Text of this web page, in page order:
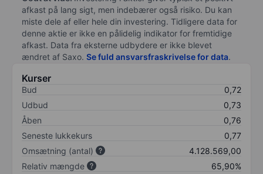
afkast på lang sigt, men indebærer også risiko. Du kan
miste dele af eller hele din investering. Tidligere data for
denne aktie er ikke en pålidelig indikator for fremtidige
afkast. Data fra eksterne udbydere er ikke blevet
ændret af Saxo. Se fuld ansvarsfraskrivelse for data.
Kurser
Bud
0,72
Udbud
0,73
Åben
0,76
Seneste lukkekurs
0,77
Omsætning (antal)
4.128.569,00
Relativ mængde
65,90%